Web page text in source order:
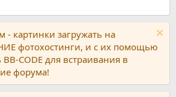
- картинки загружать на
фотохостинги, и с их помощью
BB-CODE для встраивания в
форума!